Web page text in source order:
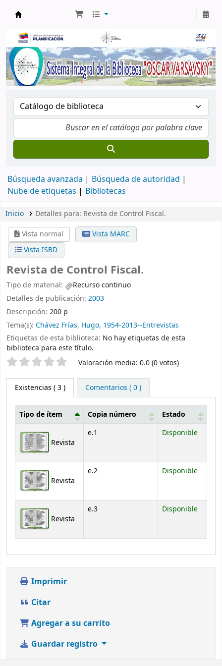
Búsqueda avanzada
Búsqueda de autoridad
Nube de etiquetas
Bibliotecas
Inicio Detalles para: Revista de Control Fiscal.
Vista normal
Vista MARC
Vista ISBD
Revista de Control Fiscal.
Tipo de material:
Recurso continuo
Detalles de publicación: 2003
Descripción: 200 p
Tema(s): Chávez Frías, Hugo, 1954-2013--Entrevistas
Etiquetas de esta biblioteca: No hay etiquetas de esta
biblioteca para este título.
Valoración Valoración media: 0.0 (0 votos)
Existencias ( 3 ) Comentarios ( 0 )
Existencias
Tipo de ítem Copia número Estado
Revista
e.1 Disponible
Revista
e.2 Disponible
Revista
e.3 Disponible
Imprimir
Citar
Agregar a su carrito
Guardar registro